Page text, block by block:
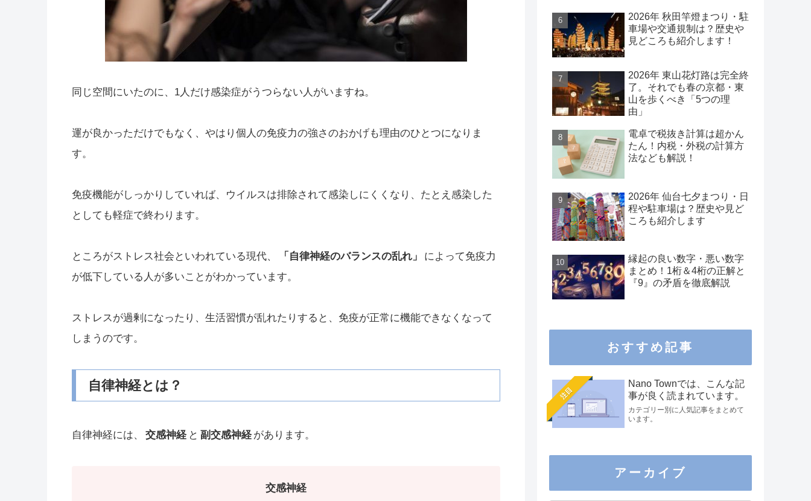
同じ空間にいたのに、1人だけ感染症がうつらない人がいますね。
運が良かっただけでもなく、やはり個人の免疫力の強さのおかげも理由のひとつになりま
す。
免疫機能がしっかりしていれば、ウイルスは排除されて感染しにくくなり、たとえ感染した
としても軽症で終わります。
ところがストレス社会といわれている現代、 「自律神経のバランスの乱れ」
によって免疫力
が低下している人が多いことがわかっています。
ストレスが過剰になったり、生活習慣が乱れたりすると、免疫が正常に機能できなくなって
しまうのです。
自律神経とは？
自律神経には、 交感神経 と 副交感神経 があります。
交感神経
2026年 秋田竿燈まつり・駐
車場や交通規制は？歴史や
見どころも紹介します！
2026年 東山花灯路は完全終
了。それでも春の京都・東
山を歩くべき「5つの理
由」
電卓で税抜き計算は超かん
たん！内税・外税の計算方
法なども解説！
2026年 仙台七夕まつり・日
程や駐車場は？歴史や見ど
ころも紹介します
縁起の良い数字・悪い数字
まとめ！1桁＆4桁の正解と
『9』の矛盾を徹底解説
おすすめ記事
注目
Nano Townでは、こんな記
事が良く読まれています。
カテゴリー別に人気記事をまとめて
います。
アーカイブ